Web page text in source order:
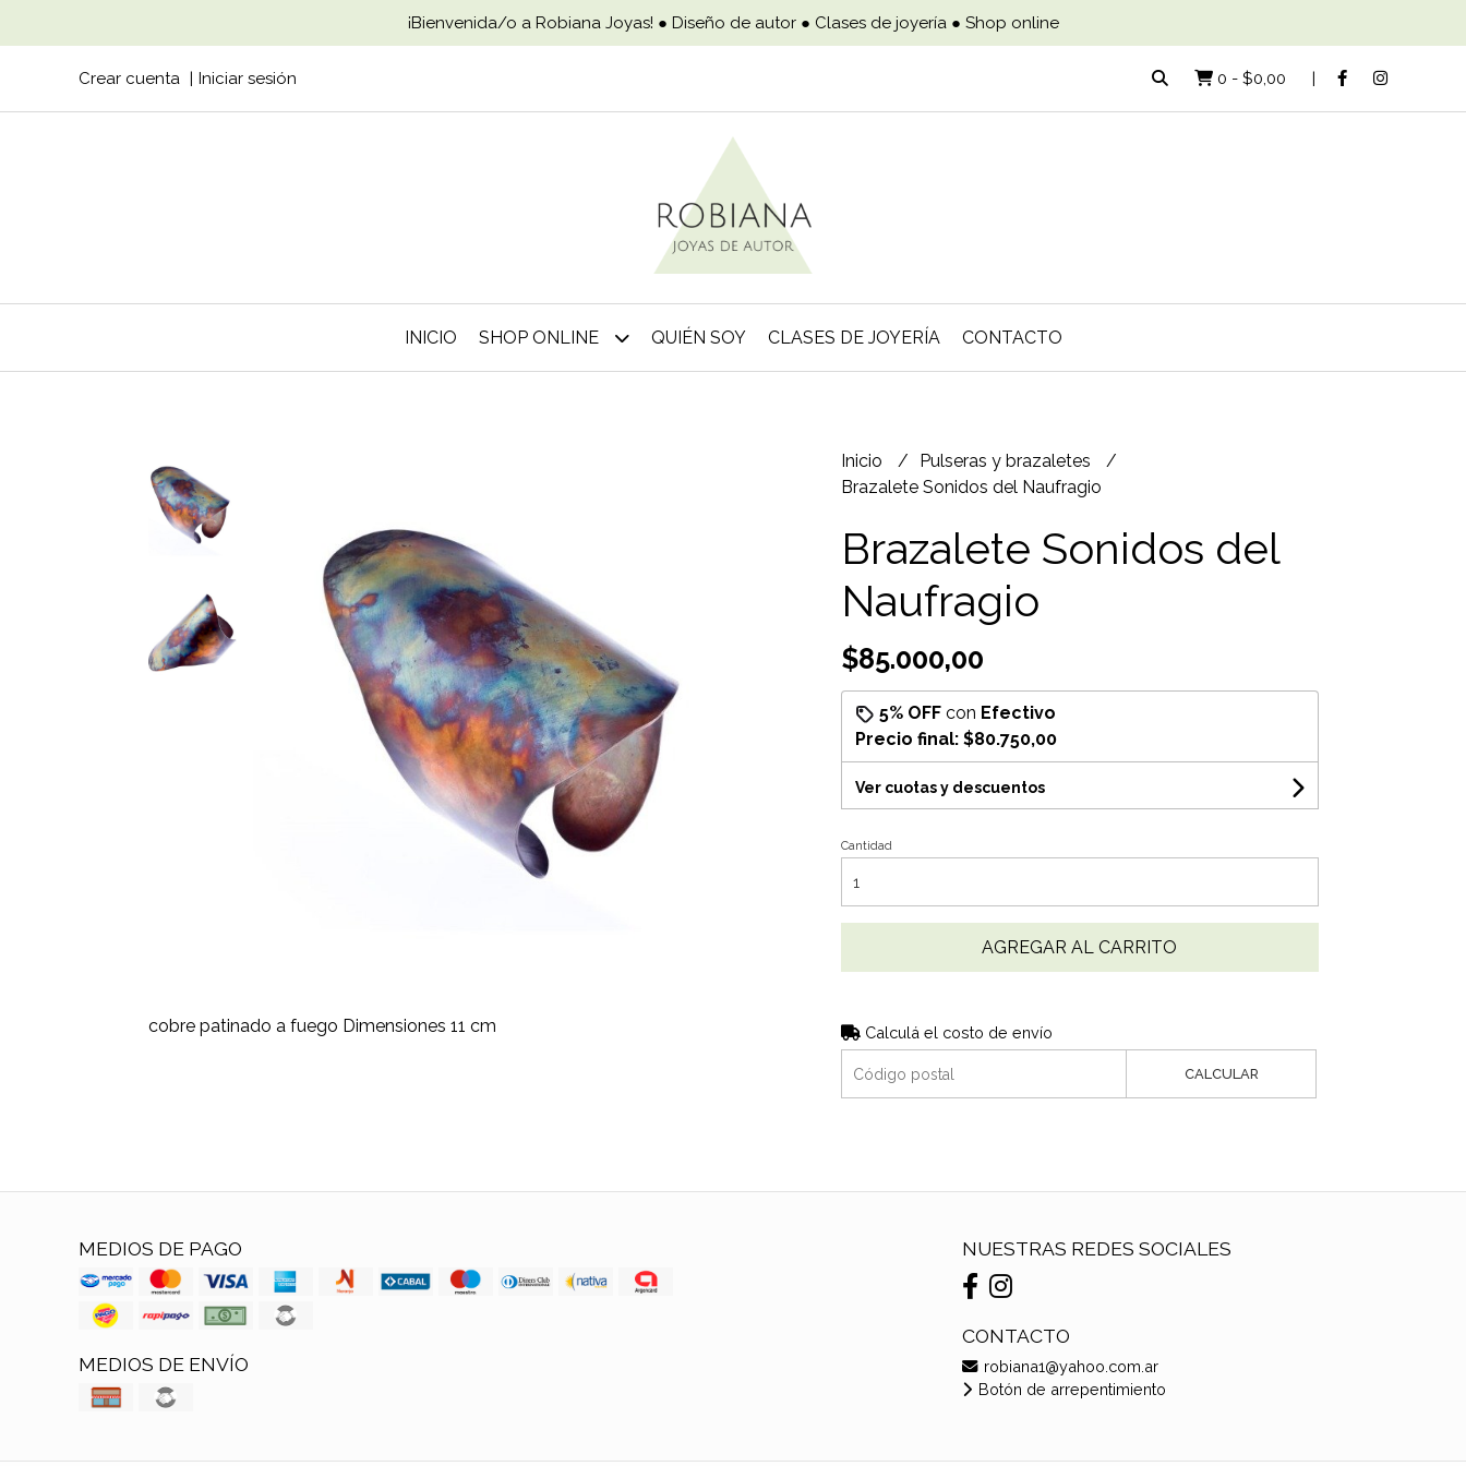
¡Bienvenida/o a Robiana Joyas! ● Diseño de autor ● Clases de joyería ● Shop online
Crear cuenta Iniciar sesión 0 - $0,00
INICIO SHOP ONLINE QUIÉN SOY CLASES DE JOYERÍA CONTACTO
cobre patinado a fuego Dimensiones 11 cm
Inicio
Pulseras y brazaletes
Brazalete Sonidos del Naufragio
Brazalete Sonidos del
Naufragio
$85.000,00
5% OFFcon Efectivo
Precio final: $80.750,00
Ver cuotas y descuentos
Cantidad
AGREGAR AL CARRITO
Calculá el costo de envío
CALCULAR
MEDIOS DE PAGO
MEDIOS DE ENVÍO
NUESTRAS REDES SOCIALES
CONTACTO
robiana1@yahoo.com.ar
Botón de arrepentimiento